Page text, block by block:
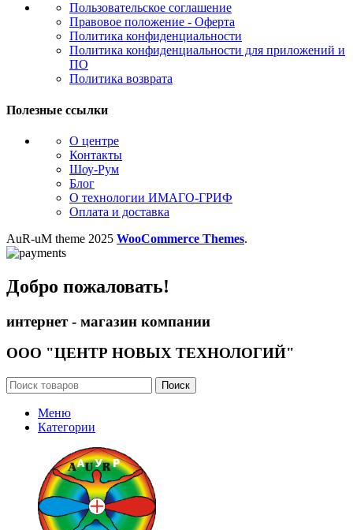
Пользовательское соглашение
Правовое положение - Оферта
Политика конфиденциальности
Политика конфиденциальности для приложений и
ПО
Политика возврата
Полезные ссылки
О центре
Контакты
Шоу-Рум
Блог
О технологии ИМАГО-ГРИФ
Оплата и доставка
AuR-uM theme 2025 WooCommerce Themes.
Добро пожаловать!
интернет - магазин компании
ООО "ЦЕНТР НОВЫХ ТЕХНОЛОГИЙ"
Поиск
Меню
Категории